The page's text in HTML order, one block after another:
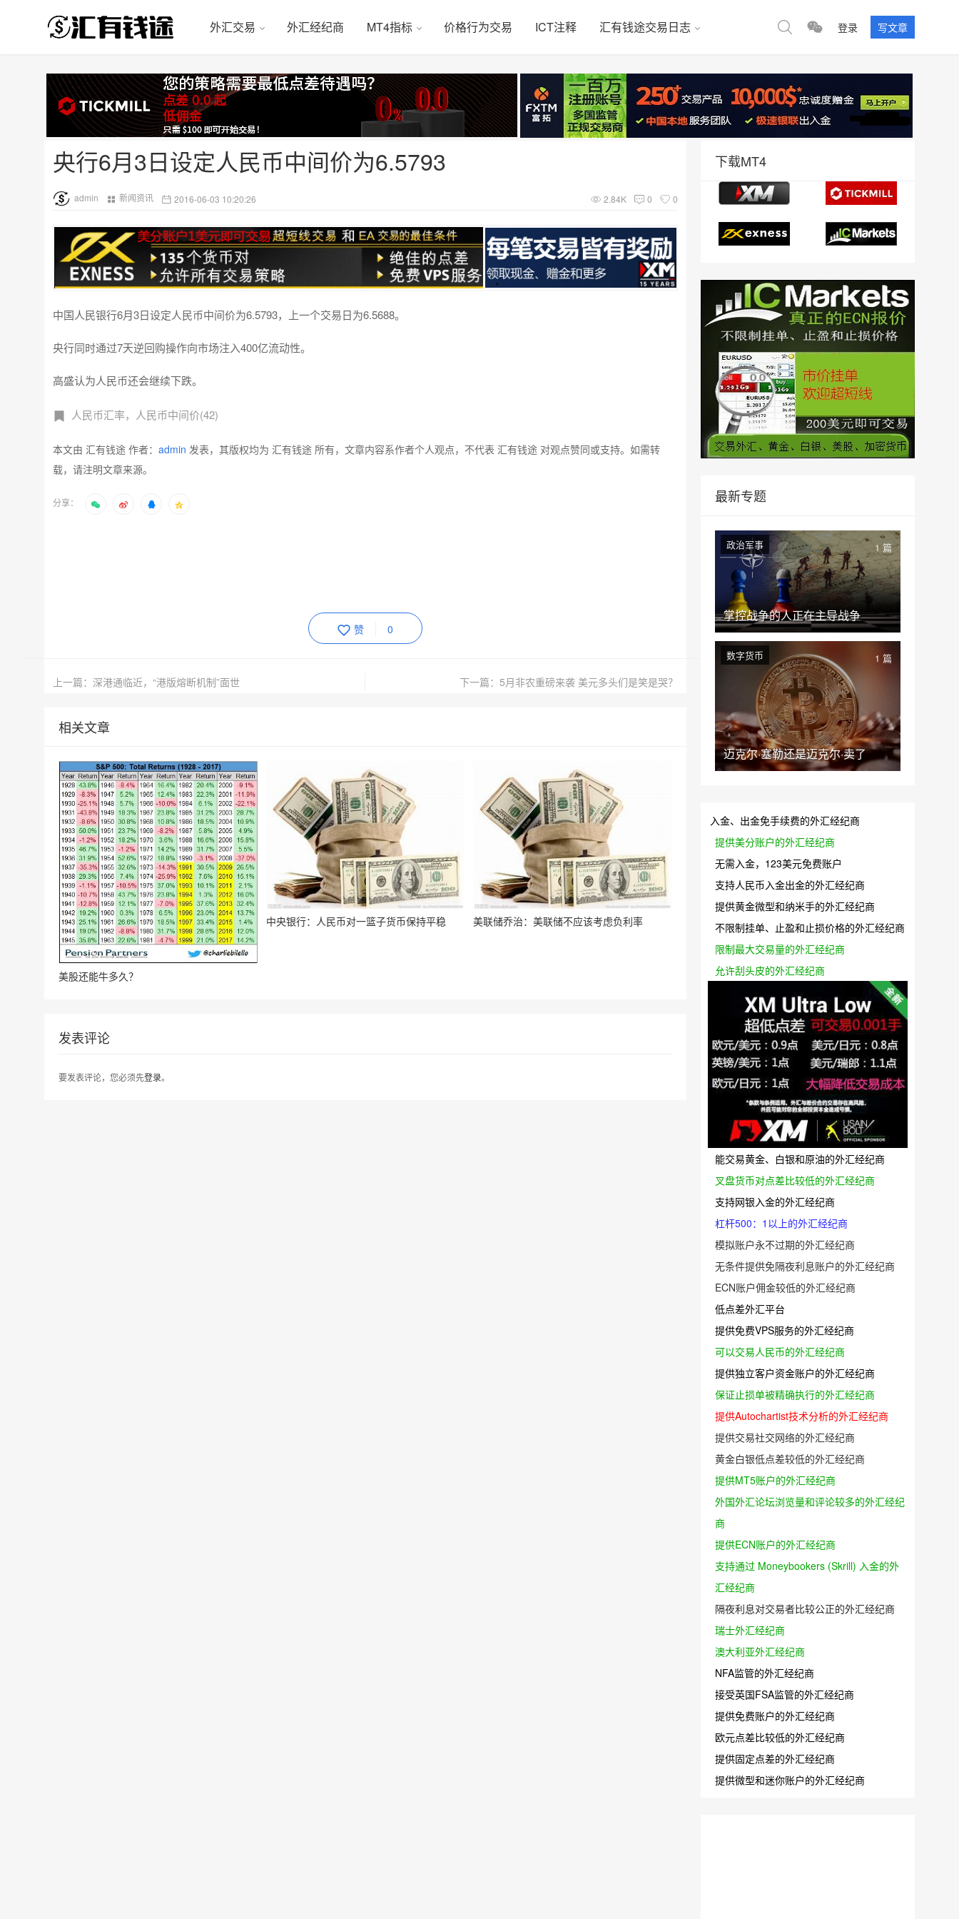
外汇交易 外汇经纪商 MT4指标 价格行为交易 ICT注释 汇有钱途交易日志 登录 写文章
央行6月3日设定人民币中间价为6.5793
admin 新闻资讯 2016-06-03 10:20:26 2.84K 0 0
中国人民银行6月3日设定人民币中间价为6.5793，上一个交易日为6.5688。
央行同时通过7天逆回购操作向市场注入400亿流动性。
高盛认为人民币还会继续下跌。
人民币汇率，人民币中间价(42)
本文由 汇有钱途 作者： admin 发表，其版权均为 汇有钱途 所有，文章内容系作者个人观点，不代表 汇有钱途 对观点赞同或支持。如需转
载，请注明文章来源。
分享：
赞 0
上一篇：深港通临近，“港版熔断机制”面世 下一篇：5月非农重磅来袭 美元多头们是笑是哭？
相关文章
美股还能牛多久？
中央银行：人民币对一篮子货币保持平稳 美联储乔治：美联储不应该考虑负利率
发表评论
要发表评论，您必须先登录。
下载MT4
最新专题
掌控战争的人正在主导战争
政治军事 1 篇
迈克尔·塞勒还是迈克尔·卖了
数字货币 1 篇
入金、出金免手续费的外汇经纪商
提供美分账户的外汇经纪商
无需入金，123美元免费账户
支持人民币入金出金的外汇经纪商
提供黄金微型和纳米手的外汇经纪商
不限制挂单、止盈和止损价格的外汇经纪商
限制最大交易量的外汇经纪商
允许刮头皮的外汇经纪商
能交易黄金、白银和原油的外汇经纪商
叉盘货币对点差比较低的外汇经纪商
支持网银入金的外汇经纪商
杠杆500：1以上的外汇经纪商
模拟账户永不过期的外汇经纪商
无条件提供免隔夜利息账户的外汇经纪商
ECN账户佣金较低的外汇经纪商
低点差外汇平台
提供免费VPS服务的外汇经纪商
可以交易人民币的外汇经纪商
提供独立客户资金账户的外汇经纪商
保证止损单被精确执行的外汇经纪商
提供Autochartist技术分析的外汇经纪商
提供交易社交网络的外汇经纪商
黄金白银低点差较低的外汇经纪商
提供MT5账户的外汇经纪商
外国外汇论坛浏览量和评论较多的外汇经纪
商
提供ECN账户的外汇经纪商
支持通过 Moneybookers (Skrill) 入金的外
汇经纪商
隔夜利息对交易者比较公正的外汇经纪商
瑞士外汇经纪商
澳大利亚外汇经纪商
NFA监管的外汇经纪商
接受英国FSA监管的外汇经纪商
提供免费账户的外汇经纪商
欧元点差比较低的外汇经纪商
提供固定点差的外汇经纪商
提供微型和迷你账户的外汇经纪商